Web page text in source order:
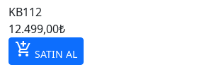
KB112
12.499,00₺
add_shopping_cart SATIN AL